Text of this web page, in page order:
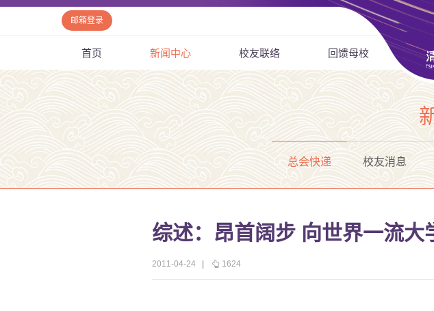
邮箱登录
首页 新闻中心 校友联络 回馈母校
总会快递 校友消息
综述：昂首阔步 向世界一流大
2011-04-24 1624